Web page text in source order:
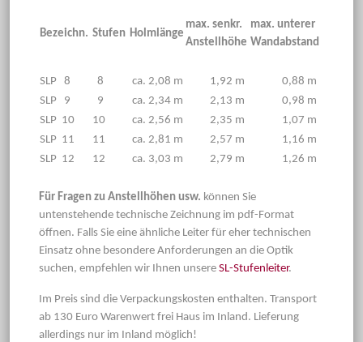
Bezeichn. Stufen Holmlänge
max. senkr.
Anstellhöhe
max. unterer
Wandabstand
SLP 8 8 ca. 2,08 m 1,92 m
0,88 m
SLP 9
9 ca. 2,34 m 2,13 m
0,98 m
SLP 10
10 ca. 2,56 m 2,35 m
1,07 m
SLP 11
11 ca. 2,81 m 2,57 m
1,16 m
SLP 12
12 ca. 3,03 m 2,79 m 1,26 m
Für Fragen zu Anstellhöhen usw. können Sie
untenstehende technische Zeichnung im pdf-Format
öffnen. Falls Sie eine ähnliche Leiter für eher technischen
Einsatz ohne besondere Anforderungen an die Optik
suchen, empfehlen wir Ihnen unsere SL-Stufenleiter.
Im Preis sind die Verpackungskosten enthalten. Transport
ab 130 Euro Warenwert frei Haus im Inland. Lieferung
allerdings nur im Inland möglich!